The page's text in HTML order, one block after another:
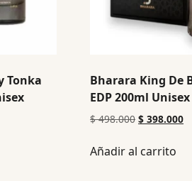
Tonka
Bharara King De
EDP 200ml
$498.000 $ 398.000
Añadir al carrito